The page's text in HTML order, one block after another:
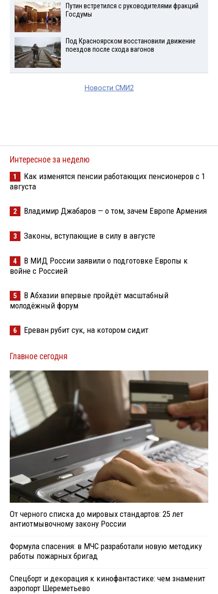
Путин встретился с руководителями фракций
Госдумы
Под Красноярском восстановили движение
поездов после схода вагонов
Новости СМИ2
Интересное за неделю
1
Как изменятся пенсии работающих пенсионеров с 1
августа
2 Владимир Джабаров — о том, зачем Европе Армения
3 Законы, вступающие в силу в августе
4
В МИД России заявили о подготовке Европы к
войне с Россией
5
В Абхазии впервые пройдёт масштабный
молодёжный форум
6 Ереван рубит сук, на котором сидит
Главное сегодня
От черного списка до мировых стандартов: 25 лет
антиотмывочному закону России
Формула спасения: в МЧС разработали новую методику
работы пожарных бригад
Спецборт и декорация к кинофантастике: чем знаменит
аэропорт Шереметьево